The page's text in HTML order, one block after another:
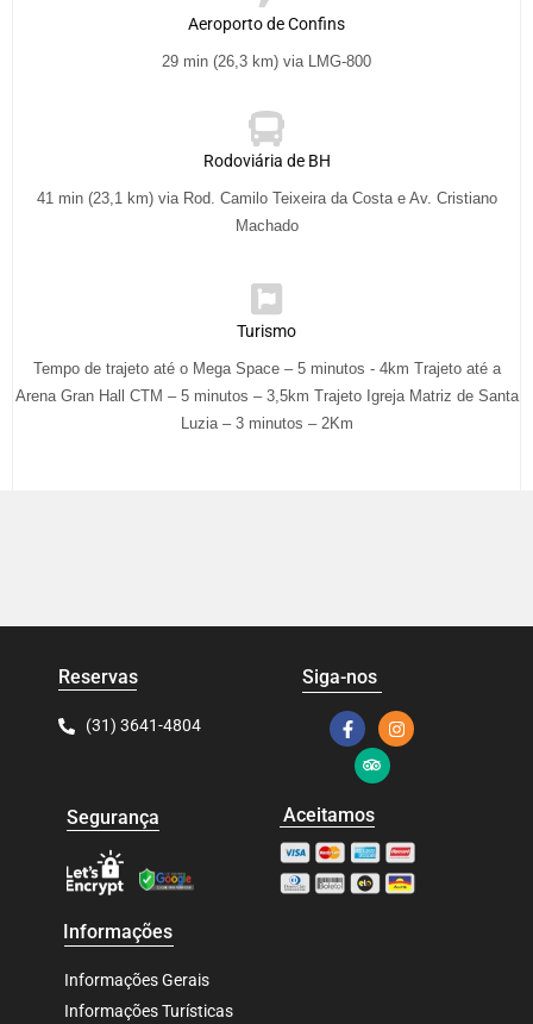
Aeroporto de Confins
29 min (26,3 km) via LMG-800
Rodoviária de BH
41 min (23,1 km) via Rod. Camilo Teixeira da Costa e Av. Cristiano
Machado
Turismo
Tempo de trajeto até o Mega Space – 5 minutos - 4km Trajeto até a
Arena Gran Hall CTM – 5 minutos – 3,5km Trajeto Igreja Matriz de Santa
Luzia – 3 minutos – 2Km
Reservas
(31) 3641-4804
Siga-nos
Segurança Aceitamos
Informações
Informações Gerais
Informações Turísticas